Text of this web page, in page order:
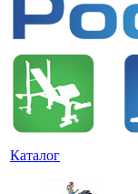
Каталог